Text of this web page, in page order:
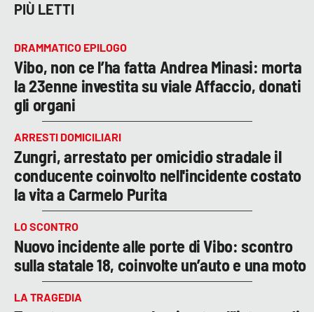
PIÙ LETTI
DRAMMATICO EPILOGO
Vibo, non ce l’ha fatta Andrea Minasi: morta
la 23enne investita su viale Affaccio, donati
gli organi
ARRESTI DOMICILIARI
Zungri, arrestato per omicidio stradale il
conducente coinvolto nell'incidente costato
la vita a Carmelo Purita
LO SCONTRO
Nuovo incidente alle porte di Vibo: scontro
sulla statale 18, coinvolte un’auto e una moto
LA TRAGEDIA